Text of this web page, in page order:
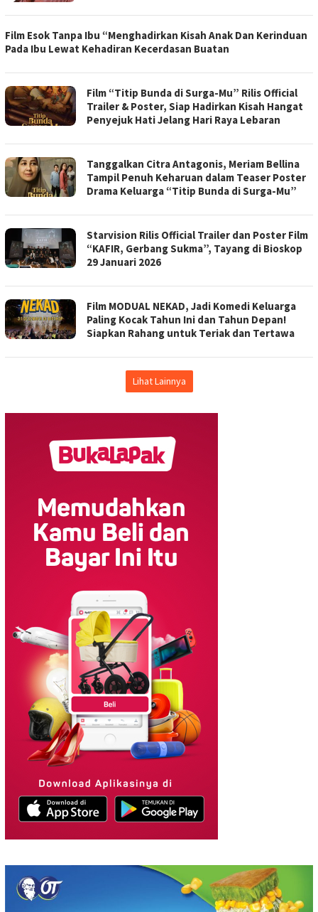
Film Esok Tanpa Ibu “Menghadirkan Kisah Anak Dan Kerinduan
Pada Ibu Lewat Kehadiran Kecerdasan Buatan
Film “Titip Bunda di Surga-Mu” Rilis Official
Trailer & Poster, Siap Hadirkan Kisah Hangat
Penyejuk Hati Jelang Hari Raya Lebaran
Tanggalkan Citra Antagonis, Meriam Bellina
Tampil Penuh Keharuan dalam Teaser Poster
Drama Keluarga “Titip Bunda di Surga-Mu”
Starvision Rilis Official Trailer dan Poster Film
“KAFIR, Gerbang Sukma”, Tayang di Bioskop
29 Januari 2026
Film MODUAL NEKAD, Jadi Komedi Keluarga
Paling Kocak Tahun Ini dan Tahun Depan!
Siapkan Rahang untuk Teriak dan Tertawa
Lihat Lainnya